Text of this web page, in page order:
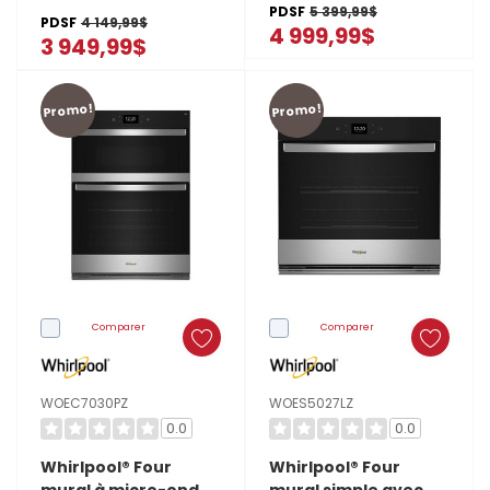
que
vêtements
restent
impeccables
exempts
mauvaises
odeurs.
Mais
à air de 5.7 pi cu
WOEC7027PZ
PDSF 4 149,99$
3 949,99$
de 24 po
KODC504PPS
PDSF 5 399,99$
4 999,99$
Promo!
Comparer
WOEC7030PZ
0.0
Whirlpool® Four
Promo!
Comparer
WOES5027LZ
0.0
Whirlpool® Four